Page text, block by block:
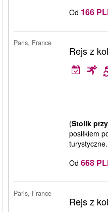
Od 166
Paris, France
Rejs z
(Stolik
posiłkiem
Od 668
Paris, France
Rejs z